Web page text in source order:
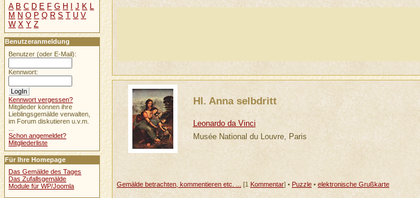
Hl. Anna selbdritt
Leonardo da Vinci
Musée National du Louvre, Paris
Gemälde betrachten, kommentieren etc. ...
[1 Kommentar] • Puzzle• elektronische Grußkarte
A B C D E F G H I J K L
M N O P Q R S T U V
W X Y Z
Benutzeranmeldung
Benutzer (oder E-Mail):
Kennwort:
Kennwort vergessen?
Mitglieder können ihre
Lieblingsgemälde verwalten,
im Forum diskutieren u.v.m.
Schon angemeldet?
Mitgliederliste
Für Ihre Homepage
Das Gemälde des Tages
Das Zufallsgemälde
Module für WP/Joomla